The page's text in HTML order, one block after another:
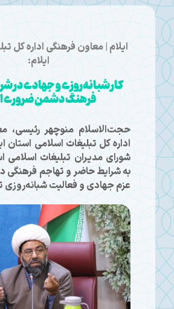
ایلام | معاون فرهنگی اداره کل
ایلام:
کار شبانه‌روزی و جهادی در
فرهنگ دشمن
حجت‌الاسلام منوچهر رئیسی،
اداره کل تبلیغات اسلامی استان
شورای مدیران تبلیغات اسلامی
به شرایط حاضر و تهاجم فرهنگی
عزم جهادی و فعالیت شبانه‌روزی